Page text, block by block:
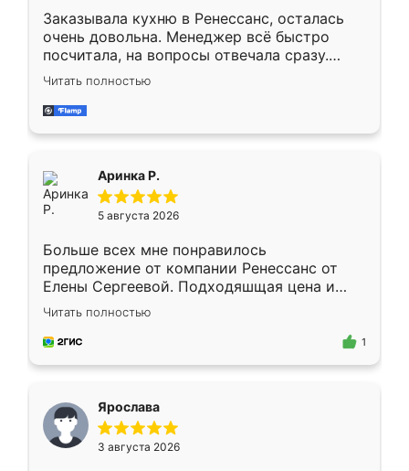
Заказывала кухню в Ренессанс, осталась
очень довольна. Менеджер всё быстро
посчитала, на вопросы отвечала сразу.
Замерщик приехал в субботу, подошёл к
делу со всей ответственностью. Собрали
за день, ребята работали аккуратно, даже
Читать полностью
Аринка Р.
5 августа 2026
Больше всех мне понравилось
предложение от компании Ренессанс от
Елены Сергеевой. Подходяшщая цена и
короткие сроки изготовления. Приехавший
для замера сотрудник Владислав
предложил по моему эскизу самый
Читать полностью
1
Ярослава
3 августа 2026